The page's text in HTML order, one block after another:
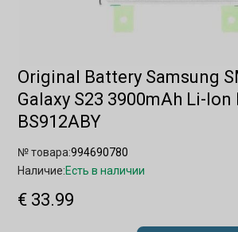
Original Battery Samsung
Galaxy S23 3900mAh Li-Ion
BS912ABY
№ товара:994690780
Наличие:Есть в наличии
€ 33.99